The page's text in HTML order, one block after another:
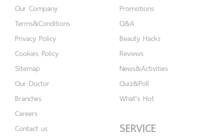
Our Company
Terms&Conditions
Privacy Policy
Cookies Policy
Sitemap
Our Doctor
Branches
Careers
Contact us
Promotions
Q&A
Beauty Hacks
Reviews
News&Activities
Quiz&Poll
What's Hot
SERVICE